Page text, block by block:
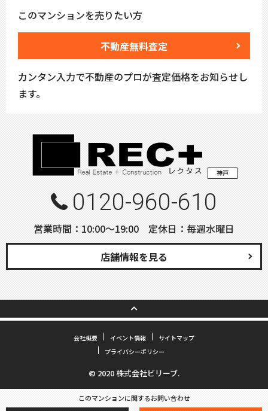
このマンションを売りたい方
不動産無料査定
カンタン入力で不動産のプロが査定価格をお知らせし
ます。
神戸
0120-960-610
営業時間：10:00〜19:00 定休日：毎週水曜日
店舗情報を見る
会社概要 イベント情報
サイトマップ
プライバシーポリシー
© 2020 株式会社ビリーブ.
このマンションに関するお問い合わせ